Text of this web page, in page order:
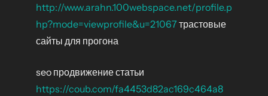
http://www.arahn.100webspace.net/profile.p
hp?mode=viewprofile&u=21067 трастовые
сайты для прогона
seo продвижение статьи
https://coub.com/fa4453d82ac169c464a8